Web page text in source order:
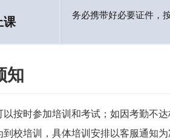
课 务必携带好必要证件，
知
以按时参加培训和考试；如因考勤不
到校培训，具体培训安排以客服通知